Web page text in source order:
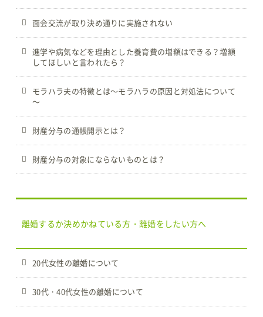
面会交流が取り決め通りに実施されない
進学や病気などを理由とした養育費の増額はできる？増額
してほしいと言われたら？
モラハラ夫の特徴とは～モラハラの原因と対処法について
～
財産分与の通帳開示とは？
財産分与の対象にならないものとは？
離婚するか決めかねている方・離婚をしたい方へ
20代女性の離婚について
30代・40代女性の離婚について